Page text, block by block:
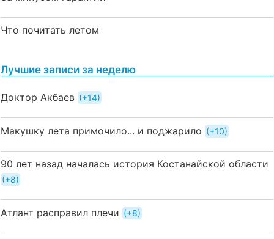
Что почитать летом
Лучшие записи за неделю
Доктор Акбаев +14
Макушку лета примочило... и поджарило +10
90 лет назад началась история Костанайской области
+8
Атлант расправил плечи +8